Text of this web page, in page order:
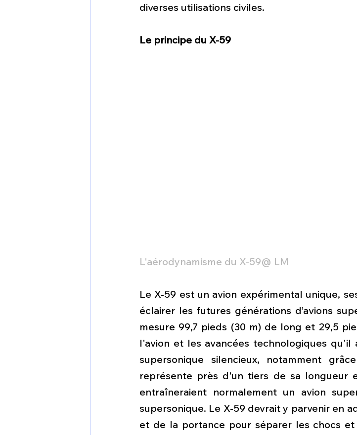
diverses utilisations civiles.
Le principe du X-59
L'aérodynamisme du X-59@ LM
Le X-59 est un avion expérimental unique,
éclairer les futures générations d’avions
mesure 99,7 pieds (30 m) de long et 29,5
l'avion et les avancées technologiques
supersonique silencieux, notamment
représente près d'un tiers de sa longueur
entraîneraient normalement un avion
supersonique. Le X-59 devrait y parvenir en
et de la portance pour séparer les chocs et